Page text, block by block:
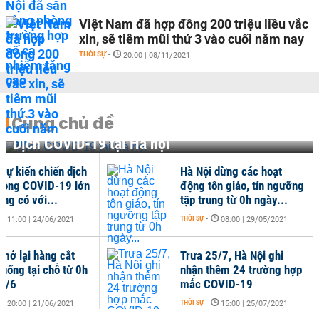
Việt Nam đã hợp đồng 200 triệu liều vắc
xin, sẽ tiêm mũi thứ 3 vào cuối năm nay
THỜI SỰ - 20:00 | 08/11/2021
Cùng chủ đề
Dịch COVID-19 tại Hà nội
Trưa 25/7, Hà Nội ghi
nhận thêm 24 trường hợp
mắc COVID-19
THỜI SỰ - 15:00 | 25/07/2021
kiến chiến dịch
COVID-19 lớn
có với...
11:00 | 24/06/2021
lại hàng cắt
tại chỗ từ 0h
6
20:00 | 21/06/2021
Hà Nội dừng các hoạt
động tôn giáo, tín ngưỡng
tập trung từ 0h ngày...
THỜI SỰ - 08:00 | 29/05/2021